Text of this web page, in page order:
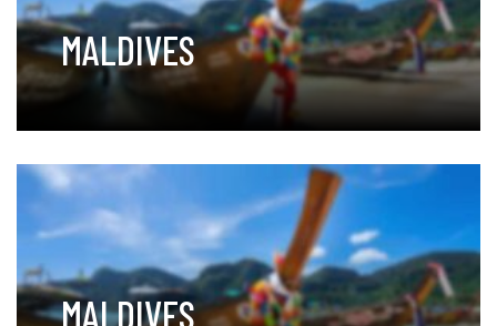
MALDIVES
MALDIVES